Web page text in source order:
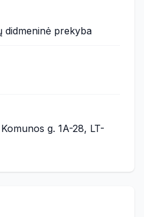
didmeninė prekyba
g. 1A-28, LT-